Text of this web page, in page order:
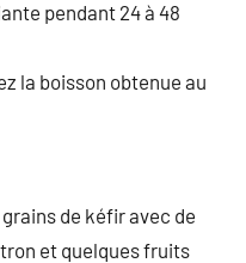
pendant 24 à 48
la boisson obtenue au
de kéfir avec de
et quelques fruits